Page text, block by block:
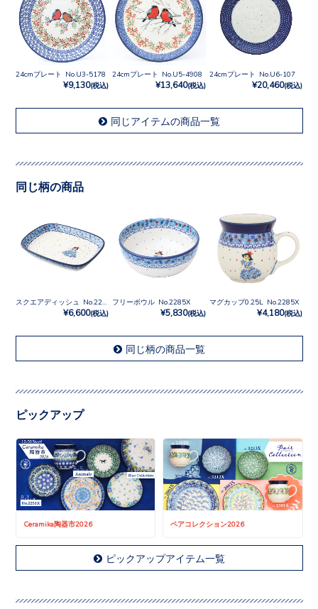
24cmプレート No.U3-5178
¥9,130(税込)
24cmプレート No.U5-4908
¥13,640(税込)
24cmプレート No.U6-107
¥20,460(税込)
同じアイテムの商品一覧
同じ柄の商品
¥6,600(税込)
フリーボウル No.2285X
¥5,830(税込)
マグカップ0.25L No.2285X
¥4,180(税込)
同じ柄の商品一覧
ピックアップ
Ceramika陶器市2026 ペアコレクション2026
ピックアップアイテム一覧